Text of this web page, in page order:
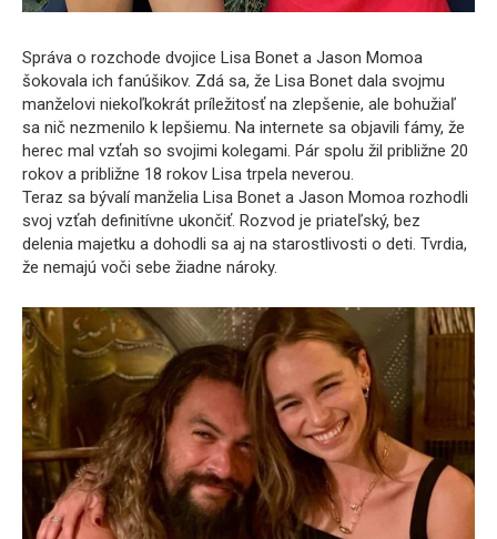
Správa o rozchode dvojice Lisa Bonet a Jason Momoa
šokovala ich fanúšikov. Zdá sa, že Lisa Bonet dala svojmu
manželovi niekoľkokrát príležitosť na zlepšenie, ale bohužiaľ
sa nič nezmenilo k lepšiemu. Na internete sa objavili fámy, že
herec mal vzťah so svojimi kolegami. Pár spolu žil približne 20
rokov a približne 18 rokov Lisa trpela neverou.
Teraz sa bývalí manželia Lisa Bonet a Jason Momoa rozhodli
svoj vzťah definitívne ukončiť. Rozvod je priateľský, bez
delenia majetku a dohodli sa aj na starostlivosti o deti. Tvrdia,
že nemajú voči sebe žiadne nároky.